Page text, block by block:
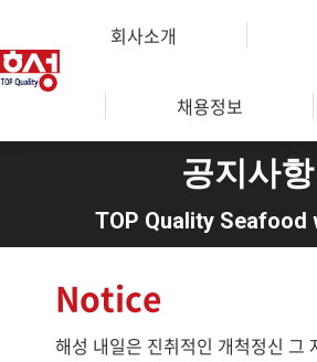
회사소개
채용정보
공지사항
TOP Quality Seafood
You are here:
Notice
해성 내일은 진취적인 개척정신 그